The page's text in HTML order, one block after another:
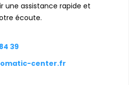
une assistance rapide et
écoute.
39
center.fr